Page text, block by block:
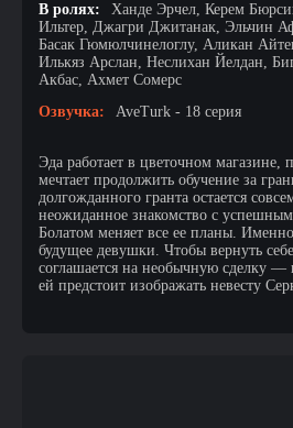
В ролях:
Ханде Эрчел, Керем
Ильтер, Джагри Джитанак, Эльчин
Басак Гюмюлчинелоглу, Аликан
Илькяз Арслан, Неслихан Йелдан,
Акбас, Ахмет Сомерс
Озвучка:
AveTurk - 18 серия
Эда работает в цветочном магазине,
мечтает продолжить обучение за
долгожданного гранта остается
неожиданное знакомство с
Болатом меняет все ее планы.
будущее девушки. Чтобы вернуть
соглашается на необычную сделку —
ей предстоит изображать невесту